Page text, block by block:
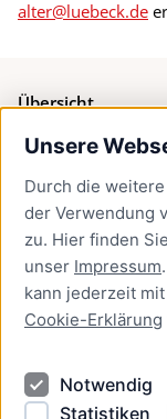
Unsere
Durch die
der Verwendung
zu. Hier finden
unser Impressum
kann jederzeit
Cookie-Erklärung
Notwendig
Statistiken
alter@luebeck.de
Übersicht
Bürgerservice
Presse
Newsletter
Kontakt
Kontakt
Datenschutzhinweise